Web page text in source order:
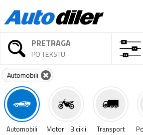
PRETRAGA
PO TEKSTU
Automobili
Automobili Motori i Bicikli Transport